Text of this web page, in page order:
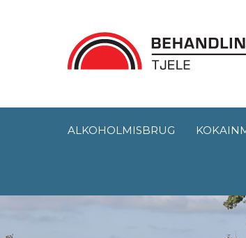
ALKOHOLMISBRUG